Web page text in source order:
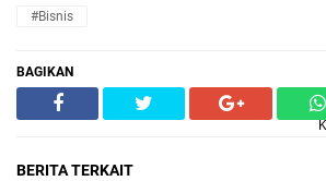
#Bisnis
BAGIKAN
BERITA TERKAIT